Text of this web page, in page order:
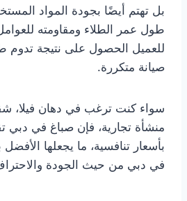
بل تهتم أيضًا بجودة المواد
طول عمر الطلاء ومقاومته
للعميل الحصول على نتيجة تدوم
صيانة متكررة.
سواء كنت ترغب في دهان فيلا،
منشأة تجارية، فإن صباغ في دبي
بأسعار تنافسية، ما يجعلها
في دبي من حيث الجودة